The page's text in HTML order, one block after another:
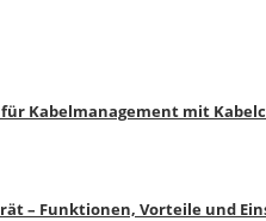
Kabelmanagement mit
– Funktionen, Vorteile und